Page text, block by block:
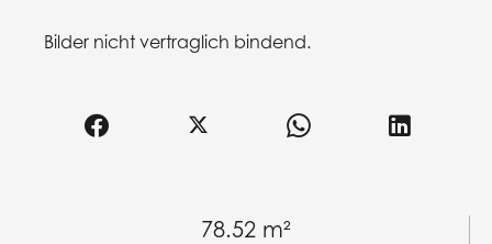
78.52 m²
Bilder nicht vertraglich bindend.